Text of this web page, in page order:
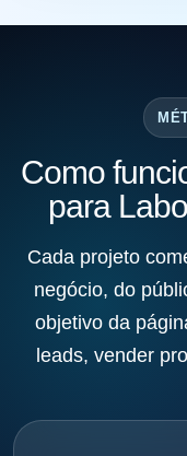
Como
para
Cada projeto
negócio, do
objetivo da
leads, vender